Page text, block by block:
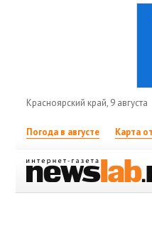
Красноярский край, 9 августа
Погода в августе Карта